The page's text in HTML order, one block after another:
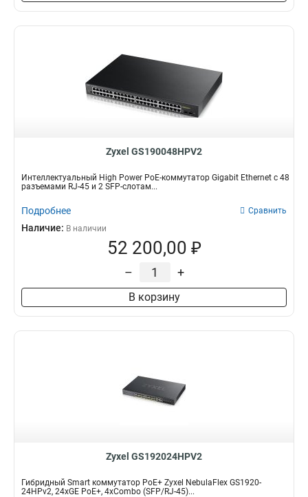
Zyxel GS190048HPV2
Интеллектуальный High Power PoE-коммутатор Gigabit Ethernet с 48
разъемами RJ-45 и 2 SFP-слотам...
Подробнее Сравнить
Наличие: В наличии
52 200,00 ₽
– +
В корзину
Zyxel GS192024HPV2
Гибридный Smart коммутатор PoE+ Zyxel NebulaFlex GS1920-
24HPv2, 24xGE PoE+, 4xCombo (SFP/RJ-45)...